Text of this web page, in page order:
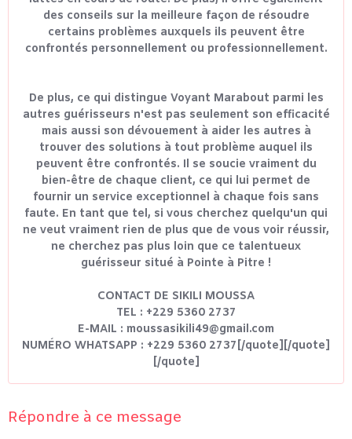
des conseils sur la meilleure façon de résoudre
certains problèmes auxquels ils peuvent être
confrontés personnellement ou professionnellement.
De plus, ce qui distingue Voyant Marabout parmi les
autres guérisseurs n'est pas seulement son efficacité
mais aussi son dévouement à aider les autres à
trouver des solutions à tout problème auquel ils
peuvent être confrontés. Il se soucie vraiment du
bien-être de chaque client, ce qui lui permet de
fournir un service exceptionnel à chaque fois sans
faute. En tant que tel, si vous cherchez quelqu'un qui
ne veut vraiment rien de plus que de vous voir réussir,
ne cherchez pas plus loin que ce talentueux
guérisseur situé à Pointe à Pitre !
CONTACT DE SIKILI MOUSSA
TEL : +229 5360 2737
E-MAIL : moussasikili49@gmail.com
NUMÉRO WHATSAPP : +229 5360 2737[/quote][/quote]
[/quote]
Répondre à ce message